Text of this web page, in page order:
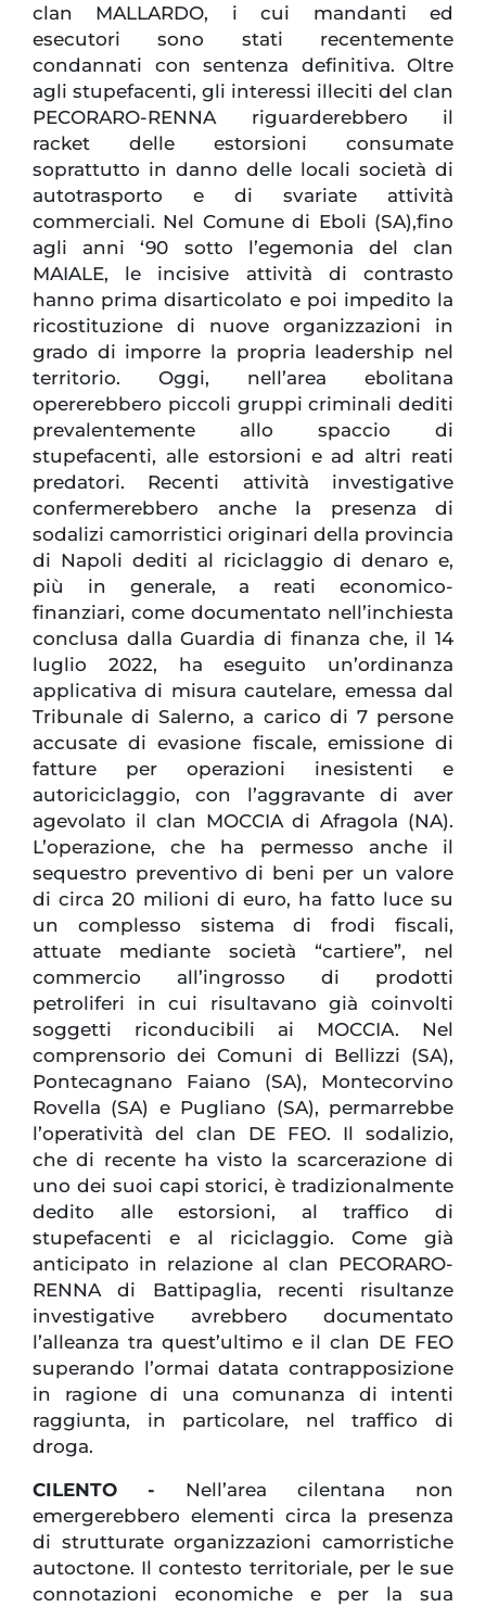
clan MALLARDO, i cui mandanti ed
esecutori sono stati recentemente
condannati con sentenza definitiva. Oltre
agli stupefacenti, gli interessi illeciti del clan
PECORARO-RENNA riguarderebbero il
racket delle estorsioni consumate
soprattutto in danno delle locali società di
autotrasporto e di svariate attività
commerciali. Nel Comune di Eboli (SA),fino
agli anni ‘90 sotto l’egemonia del clan
MAIALE, le incisive attività di contrasto
hanno prima disarticolato e poi impedito la
ricostituzione di nuove organizzazioni in
grado di imporre la propria leadership nel
territorio. Oggi, nell’area ebolitana
opererebbero piccoli gruppi criminali dediti
prevalentemente allo spaccio di
stupefacenti, alle estorsioni e ad altri reati
predatori. Recenti attività investigative
confermerebbero anche la presenza di
sodalizi camorristici originari della provincia
di Napoli dediti al riciclaggio di denaro e,
più in generale, a reati economico-
finanziari, come documentato nell’inchiesta
conclusa dalla Guardia di finanza che, il 14
luglio 2022, ha eseguito un’ordinanza
applicativa di misura cautelare, emessa dal
Tribunale di Salerno, a carico di 7 persone
accusate di evasione fiscale, emissione di
fatture per operazioni inesistenti e
autoriciclaggio, con l’aggravante di aver
agevolato il clan MOCCIA di Afragola (NA).
L’operazione, che ha permesso anche il
sequestro preventivo di beni per un valore
di circa 20 milioni di euro, ha fatto luce su
un complesso sistema di frodi fiscali,
attuate mediante società “cartiere”, nel
commercio all’ingrosso di prodotti
petroliferi in cui risultavano già coinvolti
soggetti riconducibili ai MOCCIA. Nel
comprensorio dei Comuni di Bellizzi (SA),
Pontecagnano Faiano (SA), Montecorvino
Rovella (SA) e Pugliano (SA), permarrebbe
l’operatività del clan DE FEO. Il sodalizio,
che di recente ha visto la scarcerazione di
uno dei suoi capi storici, è tradizionalmente
dedito alle estorsioni, al traffico di
stupefacenti e al riciclaggio. Come già
anticipato in relazione al clan PECORARO-
RENNA di Battipaglia, recenti risultanze
investigative avrebbero documentato
l’alleanza tra quest’ultimo e il clan DE FEO
superando l’ormai datata contrapposizione
in ragione di una comunanza di intenti
raggiunta, in particolare, nel traffico di
droga.
CILENTO - Nell’area cilentana non
emergerebbero elementi circa la presenza
di strutturate organizzazioni camorristiche
autoctone. Il contesto territoriale, per le sue
connotazioni economiche e per la sua